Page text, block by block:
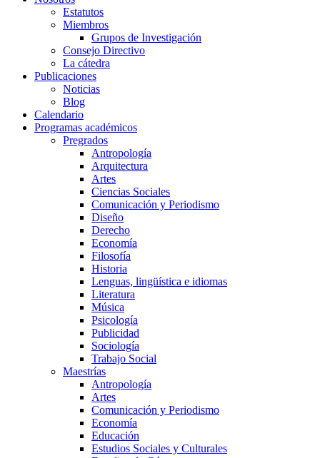
Estatutos
Miembros
Grupos de Investigación
Consejo Directivo
La cátedra
Publicaciones
Noticias
Blog
Calendario
Programas académicos
Pregrados
Antropología
Arquitectura
Artes
Ciencias Sociales
Comunicación y Periodismo
Diseño
Derecho
Economía
Filosofía
Historia
Lenguas, lingüística e idiomas
Literatura
Música
Psicología
Publicidad
Sociología
Trabajo Social
Maestrías
Antropología
Artes
Comunicación y Periodismo
Economía
Educación
Estudios Sociales y Culturales